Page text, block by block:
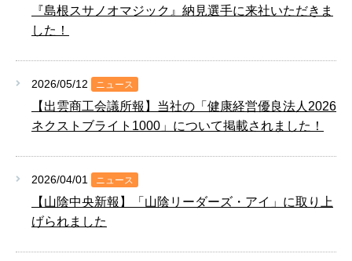
『島根スサノオマジック』納見選手に来社いただきま
した！
2026/05/12 ニュース
【出雲商工会議所報】当社の「健康経営優良法人2026
ネクストブライト1000」について掲載されました！
2026/04/01 ニュース
【山陰中央新報】「山陰リーダーズ・アイ」に取り上
げられました